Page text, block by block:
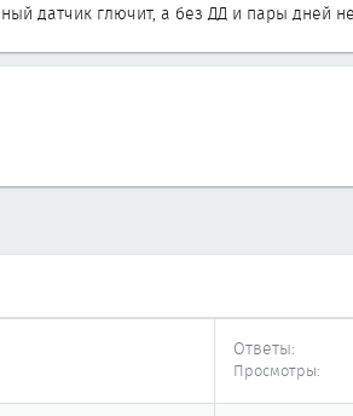
датчик глючит, а без ДД и пары дней
Ответы
Просмотры